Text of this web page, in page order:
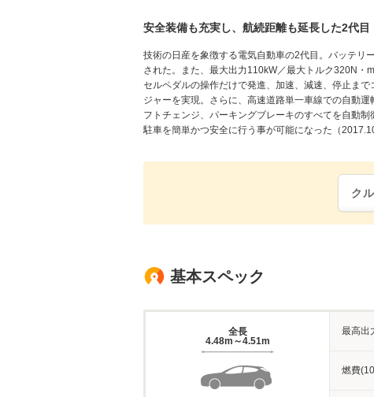
安全装備も充実し、航続距離も延長した2代目
技術の日産を象徴する電気自動車の2代目。バッテリ
された。また、最大出力110kW／最大トルク320N・
セルペダルの操作だけで発進、加速、減速、停止ま
ジャーを実現。さらに、高速道路単一車線での自動
フトチェンジ、パーキングブレーキのすべてを自動
駐車を簡単かつ安全に行う事が可能になった（2017.10
ク
基本スペック
全長
4.48m～4.51m
最高出
燃費